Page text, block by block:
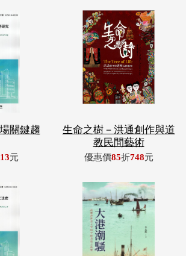
關鍵趨
元
生命之樹－洪通創作與道
教民間藝術
優惠價85折748元